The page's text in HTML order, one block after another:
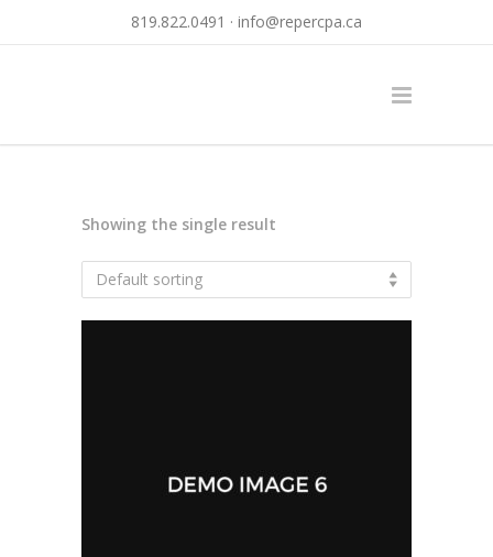
819.822.0491 · info@repercpa.ca
Showing the single result
Default sorting